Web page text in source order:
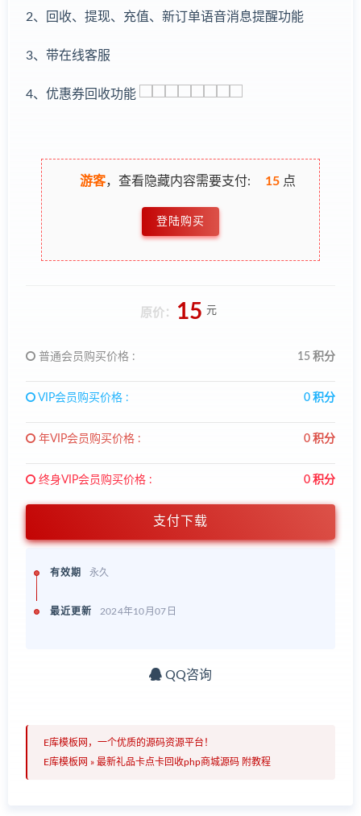
2、回收、提现、充值、新订单语音消息提醒功能
3、带在线客服
4、优惠券回收功能
游客，查看隐藏内容需要支付: 15 点
登陆购买
原价： 15 元
普通会员购买价格 : 15 积分
VIP会员购买价格 : 0 积分
年VIP会员购买价格 : 0 积分
终身VIP会员购买价格 : 0 积分
支付下载
有效期 永久
最近更新 2024年10月07日
QQ咨询
E库模板网，一个优质的源码资源平台！
E库模板网 » 最新礼品卡点卡回收php商城源码 附教程